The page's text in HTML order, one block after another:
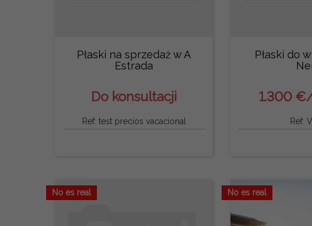
Płaski na sprzedaż w A
Estrada
Do konsultacji
Ref: test precios vacacional
Płaski do
1.300
Ref:
No es real No es real